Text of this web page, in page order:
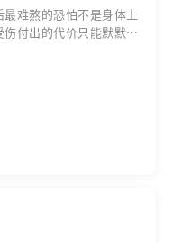
难熬的恐怕不是身体上
付出的代价只能默默承